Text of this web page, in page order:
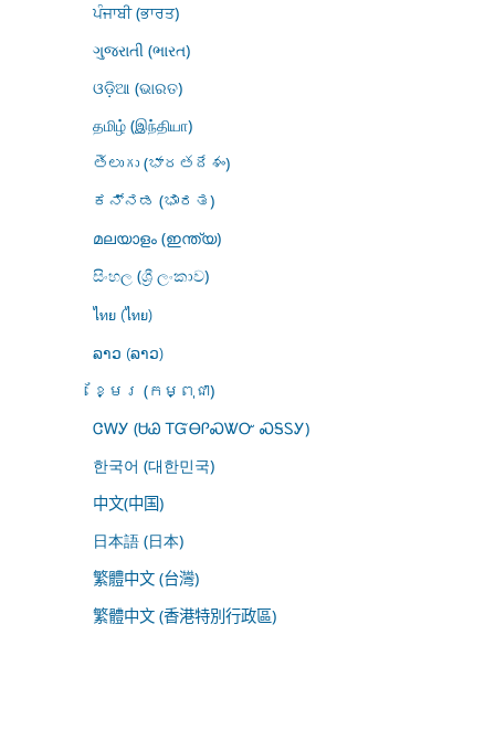
ਪੰਜਾਬੀ (ਭਾਰਤ)
ગુજરાતી (ભારત)
ଓଡ଼ିଆ (ଭାରତ)
தமிழ் (இந்தியா)
తెలుగు (భారతదేశం)
ಕನ್ನಡ (ಭಾರತ)
മലയാളം (ഇന്ത്യ)
සිංහල (ශ්‍රී ලංකාව)
ไทย (ไทย)
ລາວ (ລາວ)
ខ្មែរ (កម្ពុជា)
ᏣᎳᎩ (ᏌᏊ ᎢᏳᎾᎵᏍᏔᏅ ᏍᎦᏚᎩ)
한국어 (대한민국)
中文(中国)
日本語 (日本)
繁體中文 (台灣)
繁體中文 (香港特別行政區)